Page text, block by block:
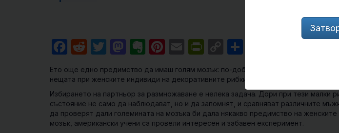
Facebook
RedditTwitter
Mastodon
Evernote
Pinterest
EmailPrintFriendly
Copy
Link
Eто още едно предимство да имаш голям мозък: по-добър си в избора на
нещата при женските индивиди на декоративните рибки от вида гупи.
Избирането на партньор за размножаване е нелека задача. Дори при тези малки
състояние не само да наблюдават, но и да запомнят, и сравняват различните
да проверят дали големината на мозъка би дала някакво предимство на
мозък, американски учени са провели интересен и забавен експеримент.